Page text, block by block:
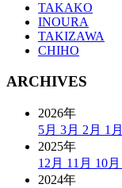
TAKAKO
INOURA
TAKIZAWA
CHIHO
ARCHIVES
2026年
5月 3月 2月 1月
2025年
12月 11月 10月
2024年